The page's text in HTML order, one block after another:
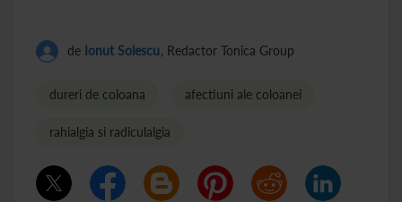
de Ionut Solescu, Redactor Tonica Group
dureri de coloana afectiuni ale coloanei
rahialgia si radiculalgia